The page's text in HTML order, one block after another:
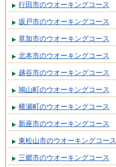
行田市のウオーキングコース
坂戸市のウオーキングコース
草加市のウオーキングコース
北本市のウオーキングコース
越谷市のウオーキングコース
鳩山町のウオーキングコース
横瀬町のウオーキングコース
新座市のウオーキングコース
東松山市のウオーキングコース
三郷市のウオーキングコース